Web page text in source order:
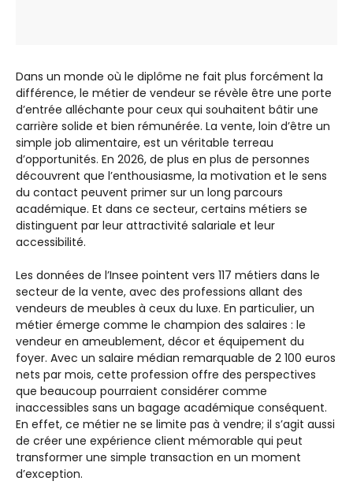
Dans un monde où le diplôme ne fait plus forcément la
différence, le métier de vendeur se révèle être une porte
d’entrée alléchante pour ceux qui souhaitent bâtir une
carrière solide et bien rémunérée. La vente, loin d’être un
simple job alimentaire, est un véritable terreau
d’opportunités. En 2026, de plus en plus de personnes
découvrent que l’enthousiasme, la motivation et le sens
du contact peuvent primer sur un long parcours
académique. Et dans ce secteur, certains métiers se
distinguent par leur attractivité salariale et leur
accessibilité.
Les données de l’Insee pointent vers 117 métiers dans le
secteur de la vente, avec des professions allant des
vendeurs de meubles à ceux du luxe. En particulier, un
métier émerge comme le champion des salaires : le
vendeur en ameublement, décor et équipement du
foyer. Avec un salaire médian remarquable de 2 100 euros
nets par mois, cette profession offre des perspectives
que beaucoup pourraient considérer comme
inaccessibles sans un bagage académique conséquent.
En effet, ce métier ne se limite pas à vendre; il s’agit aussi
de créer une expérience client mémorable qui peut
transformer une simple transaction en un moment
d’exception.